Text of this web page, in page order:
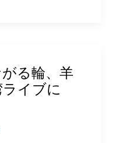
る輪、羊
イブに